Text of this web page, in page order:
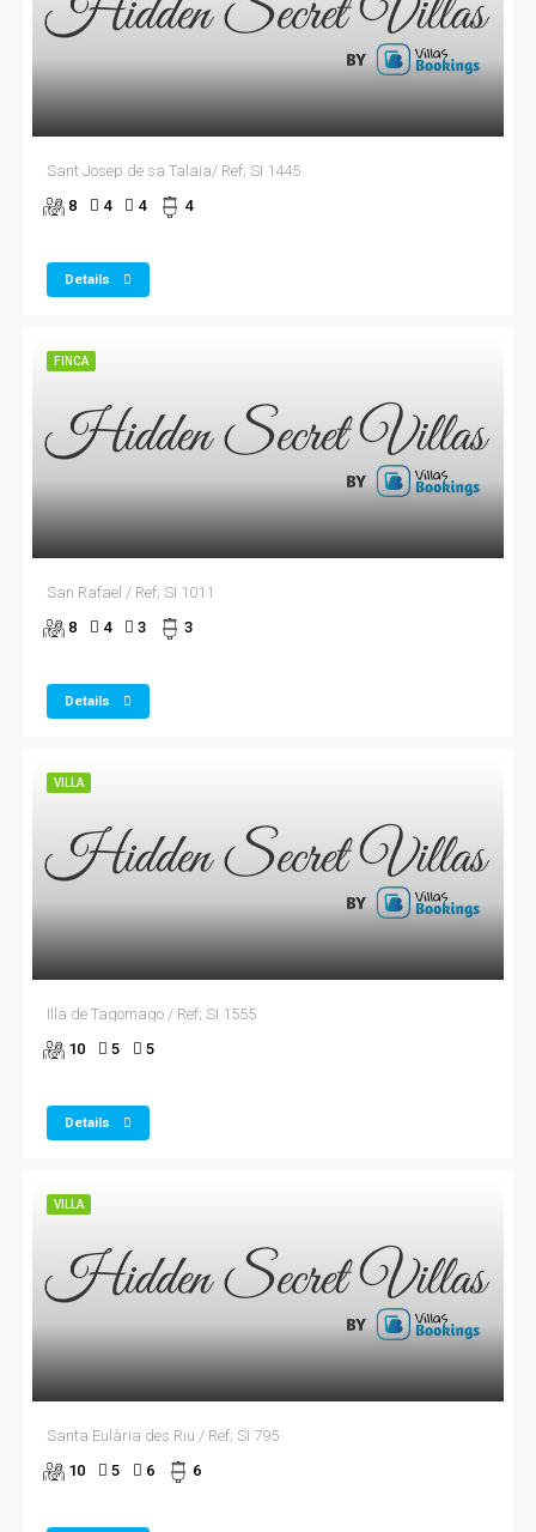
Sant Josep de sa Talaia/ Ref; SI 1445
8
4 4 4
Details
FINCA
San Rafael / Ref; SI 1011
8
4 3 3
Details
VILLA
Illa de Tagomago / Ref; SI 1555
10
5 5
Details
VILLA
Santa Eulària des Riu / Ref; SI 795
10
5 6 6